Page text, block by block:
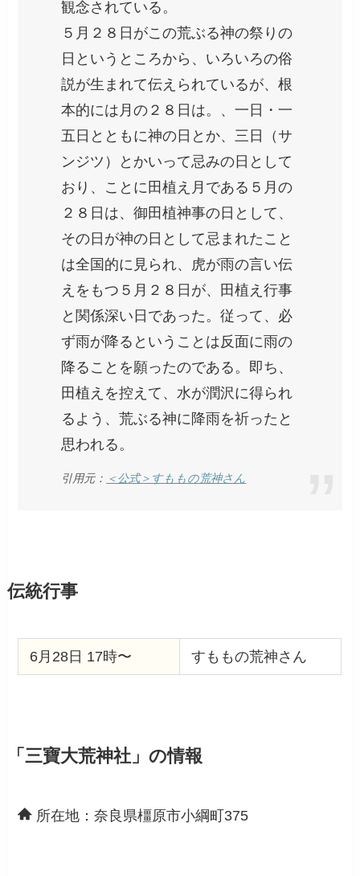
観念されている。
５月２８日がこの荒ぶる神の祭りの
日というところから、いろいろの俗
説が生まれて伝えられているが、根
本的には月の２８日は。、一日・一
五日とともに神の日とか、三日（サ
ンジツ）とかいって忌みの日として
おり、ことに田植え月である５月の
２８日は、御田植神事の日として、
その日が神の日として忌まれたこと
は全国的に見られ、虎が雨の言い伝
えをもつ５月２８日が、田植え行事
と関係深い日であった。従って、必
ず雨が降るということは反面に雨の
降ることを願ったのである。即ち、
田植えを控えて、水が潤沢に得られ
るよう、荒ぶる神に降雨を祈ったと
思われる。
引用元： ＜公式＞すももの荒神さん
伝統行事
6月28日 17時〜 すももの荒神さん
「三寶大荒神社」の情報
所在地：奈良県橿原市小綱町375